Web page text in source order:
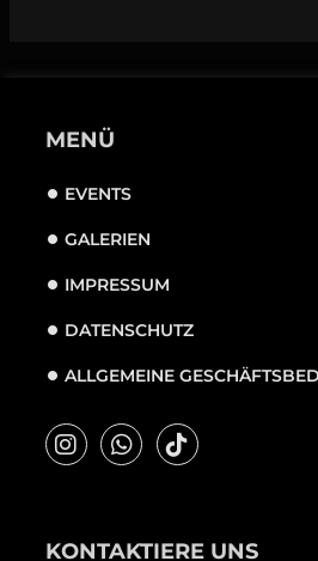
MENÜ
EVENTS
GALERIEN
IMPRESSUM
DATENSCHUTZ
ALLGEMEINE
KONTAKTIERE UNS